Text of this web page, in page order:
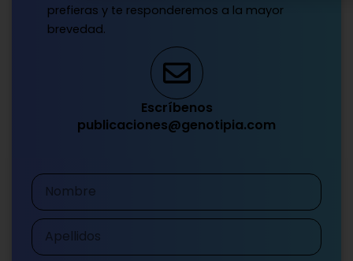
prefieras y te responderemos a la mayor
brevedad.
Escríbenos
publicaciones@genotipia.com
Nombre
Apellidos